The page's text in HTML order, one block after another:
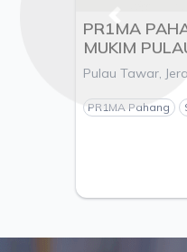
PR1MA
MUKIM
DAERAH
- PEMAJU
&
Pulau Tawar,
PR1MA Pahang
Previous